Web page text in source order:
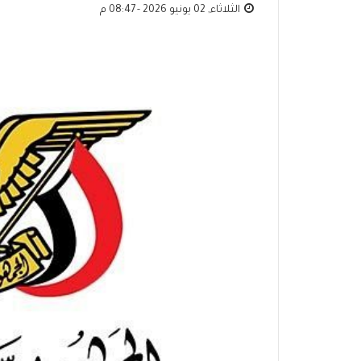
الثلاثاء, 02 يونيو 2026 - 08:47 م